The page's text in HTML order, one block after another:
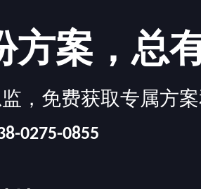
方案，总
，免费获取专属方
0275-0855